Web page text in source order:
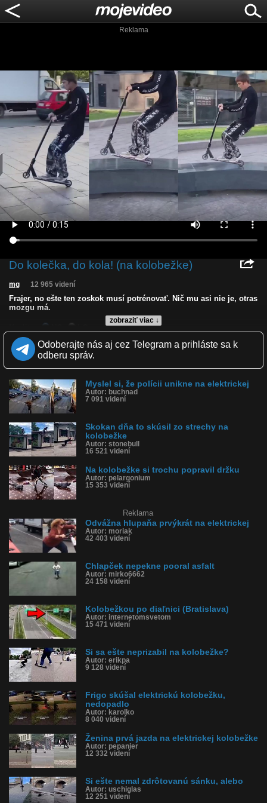
Reklama
Do kolečka, do kola! (na kolobežke)
zobraziť viac ↓
mg 12 965 videní
Frajer, no ešte ten zoskok musí potrénovať. Nič mu asi nie je, otras
mozgu má.
Zverejnené: 4.6.2023 15:24
Páči sa: 100% (36 hlasov)
Obľúbené: 14
Komentárov: 21
Kategória: športy
Tagy: kolobežka, padol z kolobežky, zdrbal sa, udrel si hlavu, otras
mozgu, jebol si hlavu
História sledovanosti videa:
Odoberajte nás aj cez Telegram a prihláste sa k
odberu správ.
Myslel si, že polícii unikne na elektrickej
Autor: buchnad
7 091 videní
Skokan dňa to skúsil zo strechy na
kolobežke
Autor: stonebull
16 521 videní
Na kolobežke si trochu popravil držku
Autor: pelargonium
15 353 videní
Reklama
Odvážna hlupaňa prvýkrát na elektrickej
Autor: moriak
42 403 videní
Chlapček nepekne pooral asfalt
Autor: mirko6662
24 158 videní
Kolobežkou po diaľnici (Bratislava)
Autor: internetomsvetom
15 471 videní
Si sa ešte neprizabil na kolobežke?
Autor: erikpa
9 128 videní
Frigo skúšal elektrickú kolobežku,
nedopadlo
Autor: karolko
8 040 videní
Ženina prvá jazda na elektrickej kolobežke
Autor: pepanier
12 332 videní
Si ešte nemal zdrôtovanú sánku, alebo
Autor: uschiglas
12 251 videní